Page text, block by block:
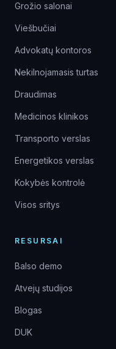
Grožio salonai
Viešbučiai
Advokatų kontoros
Nekilnojamasis turtas
Draudimas
Medicinos klinikos
Transporto verslas
Energetikos verslas
Kokybės kontrolė
Visos sritys
RESURSAI
Balso demo
Atvejų studijos
Blogas
DUK